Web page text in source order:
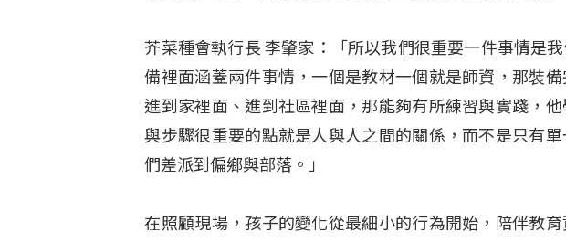
芥菜種會執行長 李肇家：「所以我們很重要一件事情是
備裡面涵蓋兩件事情，一個是教材一個就是師資，那裝
進到家裡面、進到社區裡面，那能夠有所練習與實踐，
與步驟很重要的點就是人與人之間的關係，而不是只有
們差派到偏鄉與部落。」
在照顧現場，孩子的變化從最細小的行為開始，陪伴教